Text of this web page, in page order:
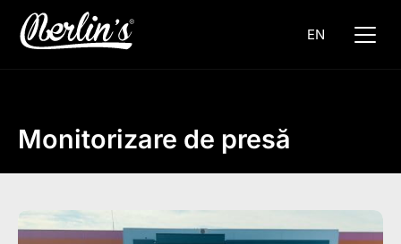
EN
Monitorizare de presă